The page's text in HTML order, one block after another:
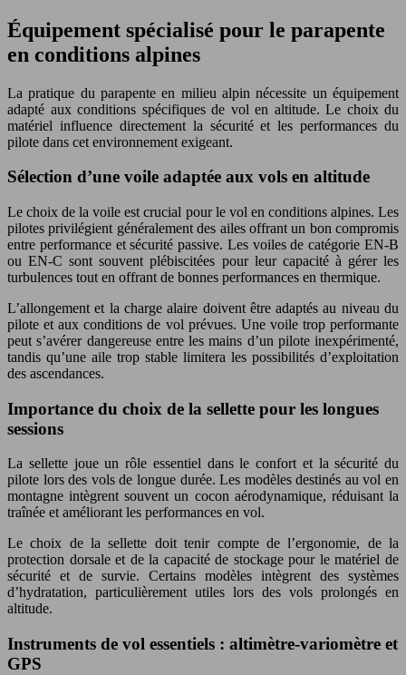
Équipement spécialisé pour le parapente
en conditions alpines
La pratique du parapente en milieu alpin nécessite un équipement
adapté aux conditions spécifiques de vol en altitude. Le choix du
matériel influence directement la sécurité et les performances du
pilote dans cet environnement exigeant.
Sélection d’une voile adaptée aux vols en altitude
Le choix de la voile est crucial pour le vol en conditions alpines. Les
pilotes privilégient généralement des ailes offrant un bon compromis
entre performance et sécurité passive. Les voiles de catégorie EN-B
ou EN-C sont souvent plébiscitées pour leur capacité à gérer les
turbulences tout en offrant de bonnes performances en thermique.
L’allongement et la charge alaire doivent être adaptés au niveau du
pilote et aux conditions de vol prévues. Une voile trop performante
peut s’avérer dangereuse entre les mains d’un pilote inexpérimenté,
tandis qu’une aile trop stable limitera les possibilités d’exploitation
des ascendances.
Importance du choix de la sellette pour les longues
sessions
La sellette joue un rôle essentiel dans le confort et la sécurité du
pilote lors des vols de longue durée. Les modèles destinés au vol en
montagne intègrent souvent un cocon aérodynamique, réduisant la
traînée et améliorant les performances en vol.
Le choix de la sellette doit tenir compte de l’ergonomie, de la
protection dorsale et de la capacité de stockage pour le matériel de
sécurité et de survie. Certains modèles intègrent des systèmes
d’hydratation, particulièrement utiles lors des vols prolongés en
altitude.
Instruments de vol essentiels : altimètre-variomètre et
GPS